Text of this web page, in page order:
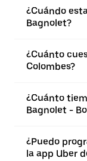
¿Cuándo
Bagnolet?
¿Cuánto
Colombes?
¿Cuánto
Bagnolet -
¿Puedo
la app Uber